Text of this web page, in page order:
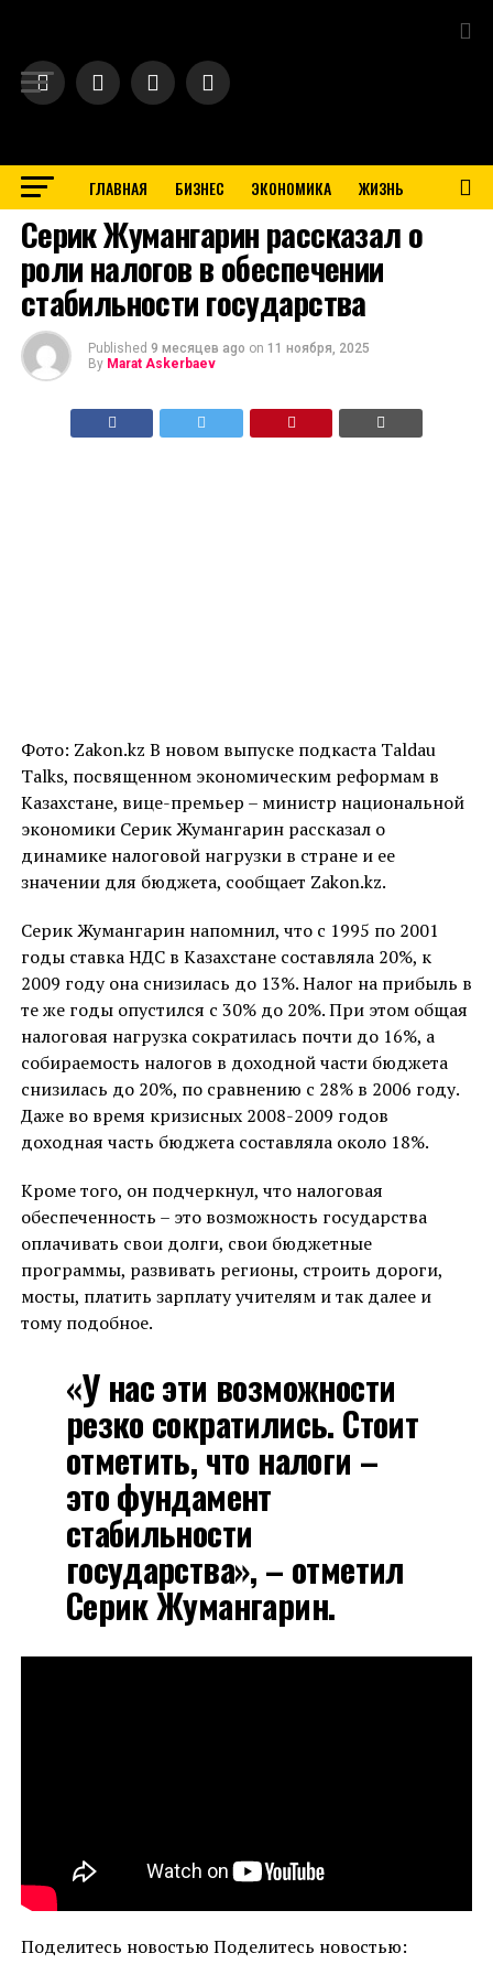
ГЛАВНАЯ БИЗНЕС ЭКОНОМИКА ЖИЗНЬ
BUSINESS
Серик Жумангарин рассказал о
роли налогов в обеспечении
стабильности государства
Published 9 месяцев ago on 11 ноября, 2025
By Marat Askerbaev
Фото: Zakon.kz В новом выпуске подкаста Taldau
Talks, посвященном экономическим реформам в
Казахстане, вице-премьер – министр национальной
экономики Серик Жумангарин рассказал о
динамике налоговой нагрузки в стране и ее
значении для бюджета, сообщает Zakon.kz.
Серик Жумангарин напомнил, что с 1995 по 2001
годы ставка НДС в Казахстане составляла 20%, к
2009 году она снизилась до 13%. Налог на прибыль в
те же годы опустился с 30% до 20%. При этом общая
налоговая нагрузка сократилась почти до 16%, а
собираемость налогов в доходной части бюджета
снизилась до 20%, по сравнению с 28% в 2006 году.
Даже во время кризисных 2008-2009 годов
доходная часть бюджета составляла около 18%.
Кроме того, он подчеркнул, что налоговая
обеспеченность – это возможность государства
оплачивать свои долги, свои бюджетные
программы, развивать регионы, строить дороги,
мосты, платить зарплату учителям и так далее и
тому подобное.
«У нас эти возможности
резко сократились. Стоит
отметить, что налоги –
это фундамент
стабильности
государства», – отметил
Серик Жумангарин.
Поделитесь новостью Поделитесь новостью: